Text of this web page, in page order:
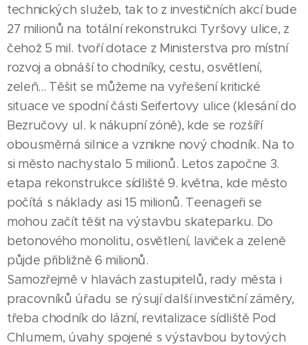
technických služeb, tak to z investičních akcí bude
27 milionů na totální rekonstrukci Tyršovy ulice, z
čehož 5 mil. tvoří dotace z Ministerstva pro místní
rozvoj a obnáší to chodníky, cestu, osvětlení,
zeleň... Těšit se můžeme na vyřešení kritické
situace ve spodní části Seifertovy ulice (klesání do
Bezručovy ul. k nákupní zóně), kde se rozšíří
obousměrná silnice a vznikne nový chodník. Na to
si město nachystalo 5 milionů. Letos započne 3.
etapa rekonstrukce sídliště 9. května, kde město
počítá s náklady asi 15 milionů. Teenageři se
mohou začít těšit na výstavbu skateparku. Do
betonového monolitu, osvětlení, laviček a zeleně
půjde přibližně 6 milionů.
Samozřejmě v hlavách zastupitelů, rady města i
pracovníků úřadu se rýsují další investiční záměry,
třeba chodník do lázní, revitalizace sídliště Pod
Chlumem, úvahy spojené s výstavbou bytových